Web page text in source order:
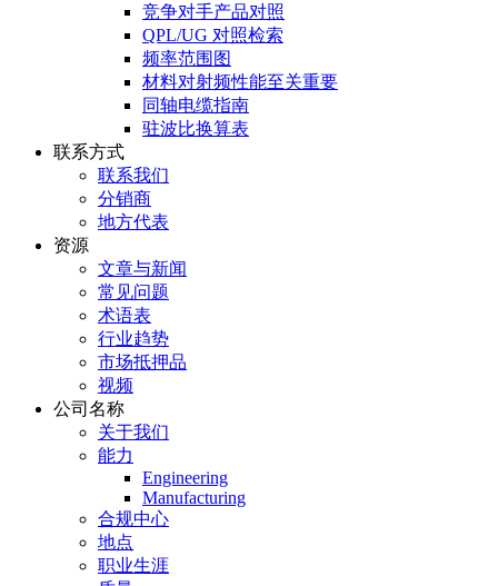
竞争对手产品对照
QPL/UG 对照检索
频率范围图
材料对射频性能至关重要
同轴电缆指南
驻波比换算表
联系方式
联系我们
分销商
地方代表
资源
文章与新闻
常见问题
术语表
行业趋势
市场抵押品
视频
公司名称
关于我们
能力
Engineering
Manufacturing
合规中心
地点
职业生涯